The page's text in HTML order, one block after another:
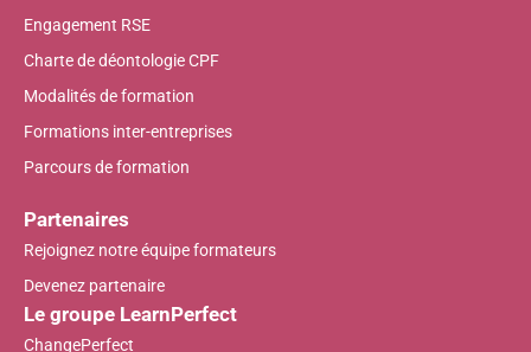
Engagement RSE
Charte de déontologie CPF
Modalités de formation
Formations inter-entreprises
Parcours de formation
Partenaires
Rejoignez notre équipe formateurs
Devenez partenaire
Le groupe LearnPerfect
ChangePerfect